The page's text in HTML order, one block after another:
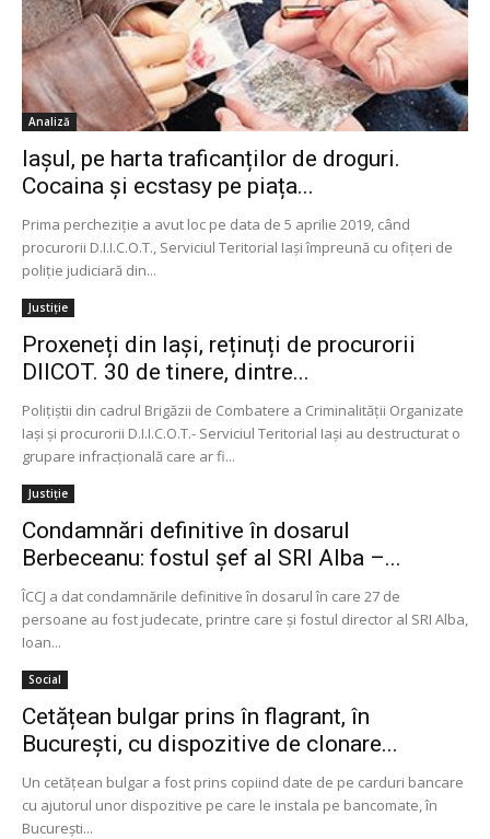
Analiză
Iașul, pe harta traficanților de droguri.
Cocaina și ecstasy pe piața...
Prima percheziție a avut loc pe data de 5 aprilie 2019, când
procurorii D.I.I.C.O.T., Serviciul Teritorial Iaşi împreună cu ofiţeri de
poliţie judiciară din...
Justiție
Proxeneți din Iași, reținuți de procurorii
DIICOT. 30 de tinere, dintre...
Poliţiştii din cadrul Brigăzii de Combatere a Criminalității Organizate
Iaşi și procurorii D.I.I.C.O.T.- Serviciul Teritorial Iaşi au destructurat o
grupare infracțională care ar fi...
Justiție
Condamnări definitive în dosarul
Berbeceanu: fostul şef al SRI Alba –...
ÎCCJ a dat condamnările definitive în dosarul în care 27 de
persoane au fost judecate, printre care şi fostul director al SRI Alba,
Ioan...
Social
Cetățean bulgar prins în flagrant, în
București, cu dispozitive de clonare...
Un cetăţean bulgar a fost prins copiind date de pe carduri bancare
cu ajutorul unor dispozitive pe care le instala pe bancomate, în
Bucureşti...